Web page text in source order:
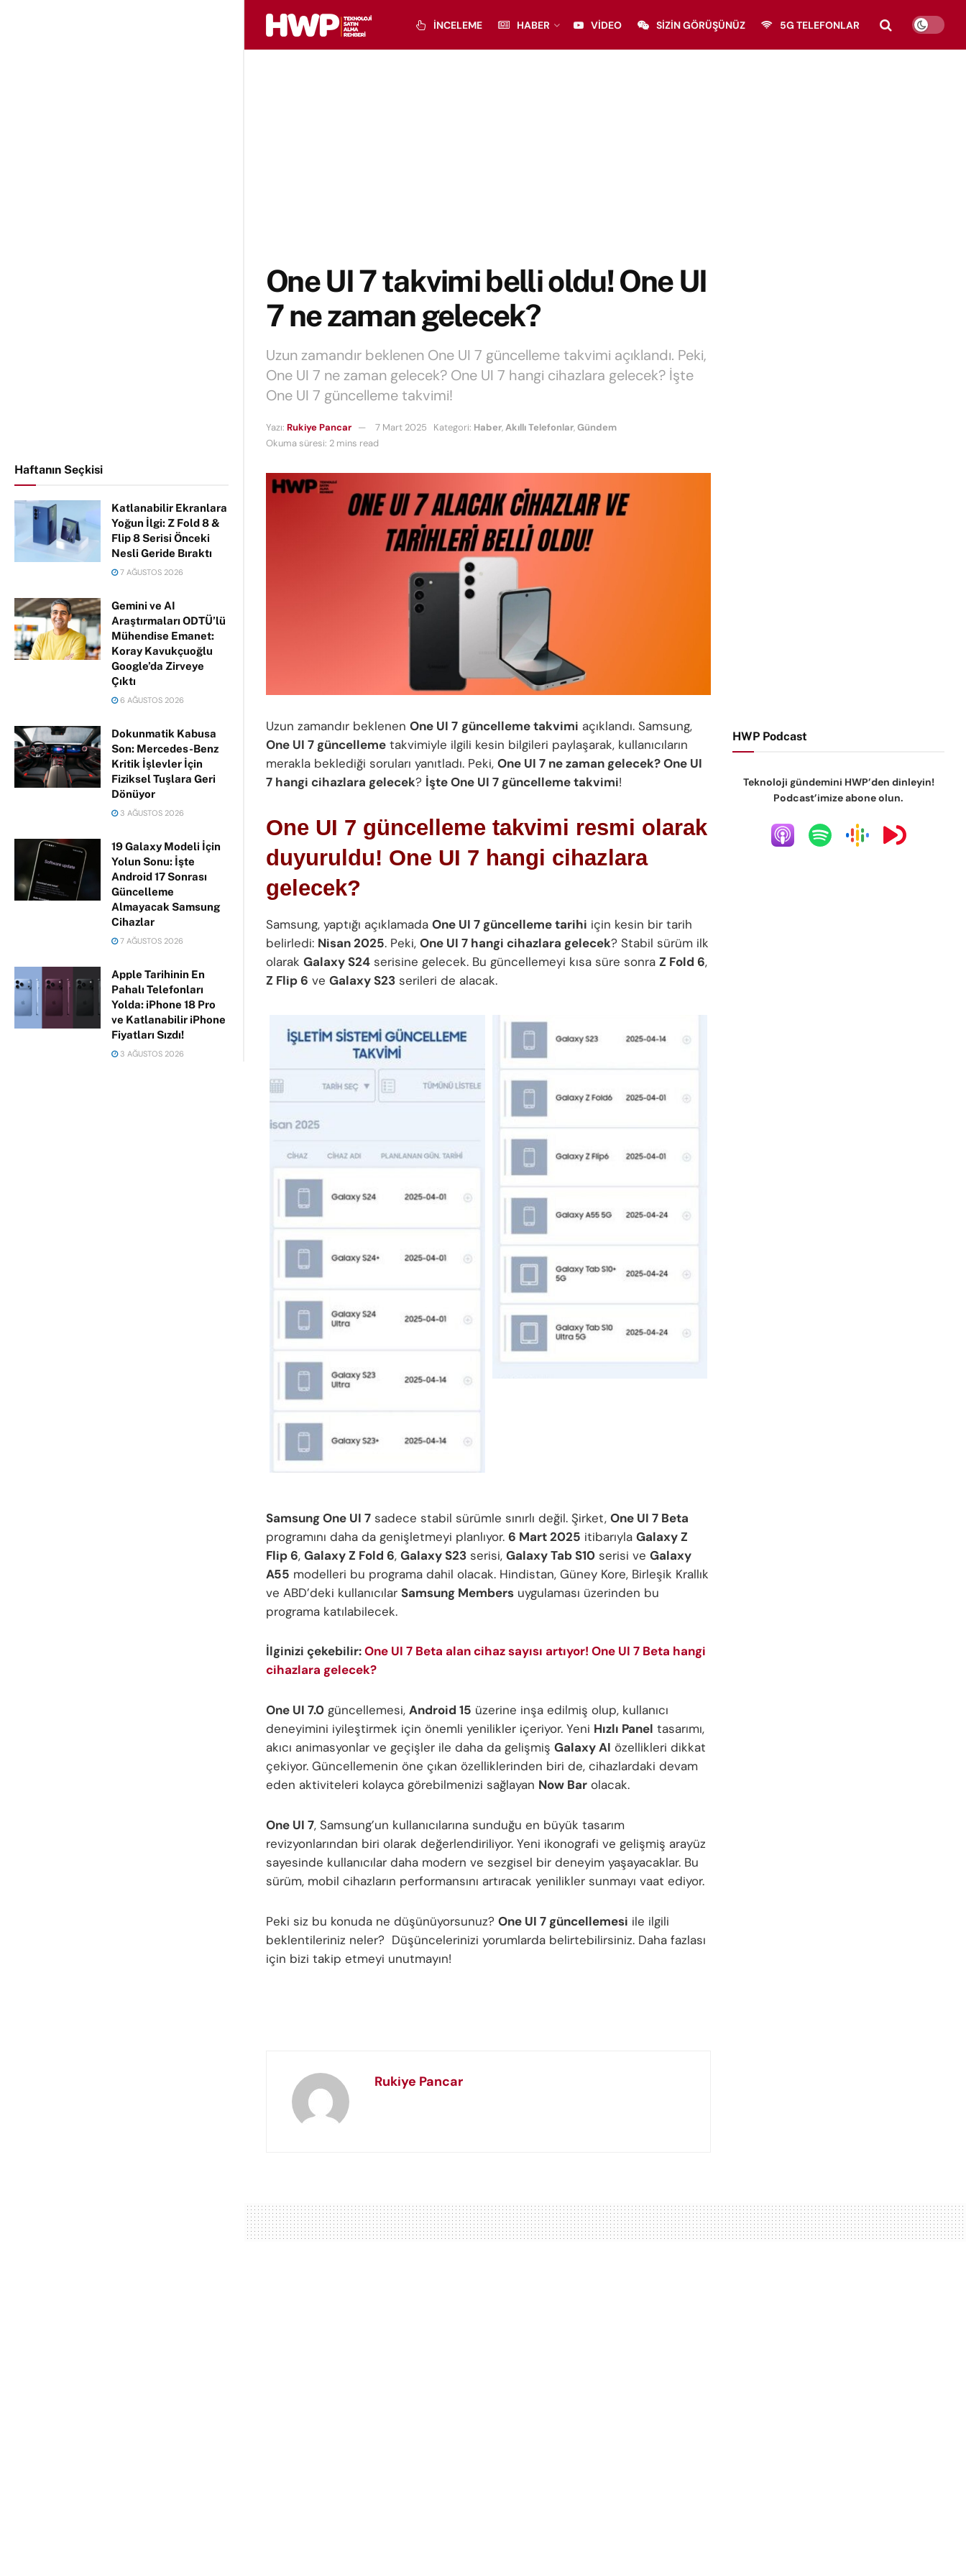
Haftanın Seçkisi
Katlanabilir Ekranlara
Yoğun İlgi: Z Fold 8 &
Flip 8 Serisi Önceki
Nesli Geride Bıraktı
7 AĞUSTOS 2026
Gemini ve AI
Araştırmaları ODTÜ’lü
Mühendise Emanet:
Koray Kavukçuoğlu
Google’da Zirveye
Çıktı
6 AĞUSTOS 2026
Dokunmatik Kabusa
Son: Mercedes-Benz
Kritik İşlevler İçin
Fiziksel Tuşlara Geri
Dönüyor
3 AĞUSTOS 2026
19 Galaxy Modeli İçin
Yolun Sonu: İşte
Android 17 Sonrası
Güncelleme
Almayacak Samsung
Cihazlar
7 AĞUSTOS 2026
Apple Tarihinin En
Pahalı Telefonları
Yolda: iPhone 18 Pro
ve Katlanabilir iPhone
Fiyatları Sızdı!
3 AĞUSTOS 2026
İNCELEME HABER VIDEO SIZIN GÖRÜŞÜNÜZ 5G TELEFONLAR
One UI 7 takvimi belli oldu! One UI
7 ne zaman gelecek?
Uzun zamandır beklenen One UI 7 güncelleme takvimi açıklandı. Peki,
One UI 7 ne zaman gelecek? One UI 7 hangi cihazlara gelecek? İşte
One UI 7 güncelleme takvimi!
Yazı: Rukiye Pancar 7 Mart 2025 Kategori: Haber,Akıllı Telefonlar,Gündem
Okuma süresi: 2 mins read
Uzun zamandır beklenen One UI 7 güncelleme takvimi açıklandı. Samsung,
One UI 7 güncelleme takvimiyle ilgili kesin bilgileri paylaşarak, kullanıcıların
merakla beklediği soruları yanıtladı. Peki, One UI 7 ne zaman gelecek? One UI
7 hangi cihazlara gelecek? İşte One UI 7 güncelleme takvimi!
One UI 7 güncelleme takvimi resmi olarak
duyuruldu! One UI 7 hangi cihazlara
gelecek?
Samsung, yaptığı açıklamada One UI 7 güncelleme tarihi için kesin bir tarih
belirledi: Nisan 2025. Peki, One UI 7 hangi cihazlara gelecek? Stabil sürüm ilk
olarak Galaxy S24 serisine gelecek. Bu güncellemeyi kısa süre sonra Z Fold 6,
Z Flip 6 ve Galaxy S23 serileri de alacak.
Samsung One UI 7 sadece stabil sürümle sınırlı değil. Şirket, One UI 7 Beta
programını daha da genişletmeyi planlıyor. 6 Mart 2025 itibarıyla Galaxy Z
Flip 6, Galaxy Z Fold 6, Galaxy S23 serisi, Galaxy Tab S10 serisi ve Galaxy
A55 modelleri bu programa dahil olacak. Hindistan, Güney Kore, Birleşik Krallık
ve ABD’deki kullanıcılar Samsung Members uygulaması üzerinden bu
programa katılabilecek.
İlginizi çekebilir:One UI 7 Beta alan cihaz sayısı artıyor! One UI 7 Beta hangi
cihazlara gelecek?
One UI 7.0 güncellemesi, Android 15 üzerine inşa edilmiş olup, kullanıcı
deneyimini iyileştirmek için önemli yenilikler içeriyor. Yeni Hızlı Panel tasarımı,
akıcı animasyonlar ve geçişler ile daha da gelişmiş Galaxy AI özellikleri dikkat
çekiyor. Güncellemenin öne çıkan özelliklerinden biri de, cihazlardaki devam
eden aktiviteleri kolayca görebilmenizi sağlayan Now Bar olacak.
One UI 7, Samsung’un kullanıcılarına sunduğu en büyük tasarım
revizyonlarından biri olarak değerlendiriliyor. Yeni ikonografi ve gelişmiş arayüz
sayesinde kullanıcılar daha modern ve sezgisel bir deneyim yaşayacaklar. Bu
sürüm, mobil cihazların performansını artıracak yenilikler sunmayı vaat ediyor.
Peki siz bu konuda ne düşünüyorsunuz? One UI 7 güncellemesi ile ilgili
beklentileriniz neler? Düşüncelerinizi yorumlarda belirtebilirsiniz. Daha fazlası
için bizi takip etmeyi unutmayın!
Rukiye Pancar
HWP Podcast
Teknoloji gündemini HWP’den dinleyin!
Podcast’imize abone olun.